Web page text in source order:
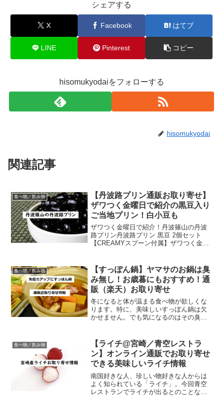
シェアする
X Facebook はてブ
LINE Pinterest コピー
hisomukyodaiをフォローする
hisomukyodai
関連記事
食べ物／飲み物
【丹波路プリン通販お取り寄せ】
ザワつく金曜日で紹介の黒豆入り
ご当地プリン！白小豆も
ザワつく金曜日で紹介！丹波篠山の丹波
路プリン丹波路プリン 黒豆 2個セット
【CREAMYスプーン付属】ザワつく金曜
波路プリン」をご存じでしょうか？材料
の７～８割を占める...
食べ物／飲み物
【すっぽん鍋】ヤマサのお鍋は臭
み無し！お歳暮にもおすすめ！通
販（楽天）お取り寄せ
冬になると体が温まる食べ物が欲しくな
ります。特に、美味しいすっぽん鍋は欠
かせません。でも気になるのはその臭
まいます。今日は臭みが気にならない＆
超絶品の極上すっぽん鍋をご...
食べ物／飲み物
【ライチ@宮崎／青空レストラ
ン】オンライン通販でお取り寄せ
できる美味しいライチ情報
南国好きな人、珍しい物好きな人からは
よく知られている「ライチ」。今回青空
レストランでライチが出るとのことなの